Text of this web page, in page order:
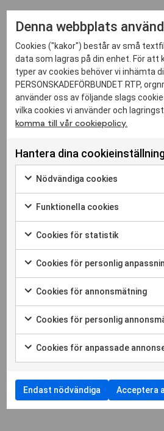
Denna webbplats
Cookies ("kakor") består av små
data som lagras på din enhet. För att
typer av cookies behöver vi inhämta
PERSONSKADEFÖRBUNDET RTP,
använder oss av följande slags
vilka cookies vi använder och
komma till vår cookiepolicy.
Hantera dina
Nödvändiga cookies
Funktionella cookies
Cookies för statistik
Cookies för personlig
Cookies för annonsmätning
Cookies för personlig
Cookies för anpassade
Endast nödvändiga Acceptera